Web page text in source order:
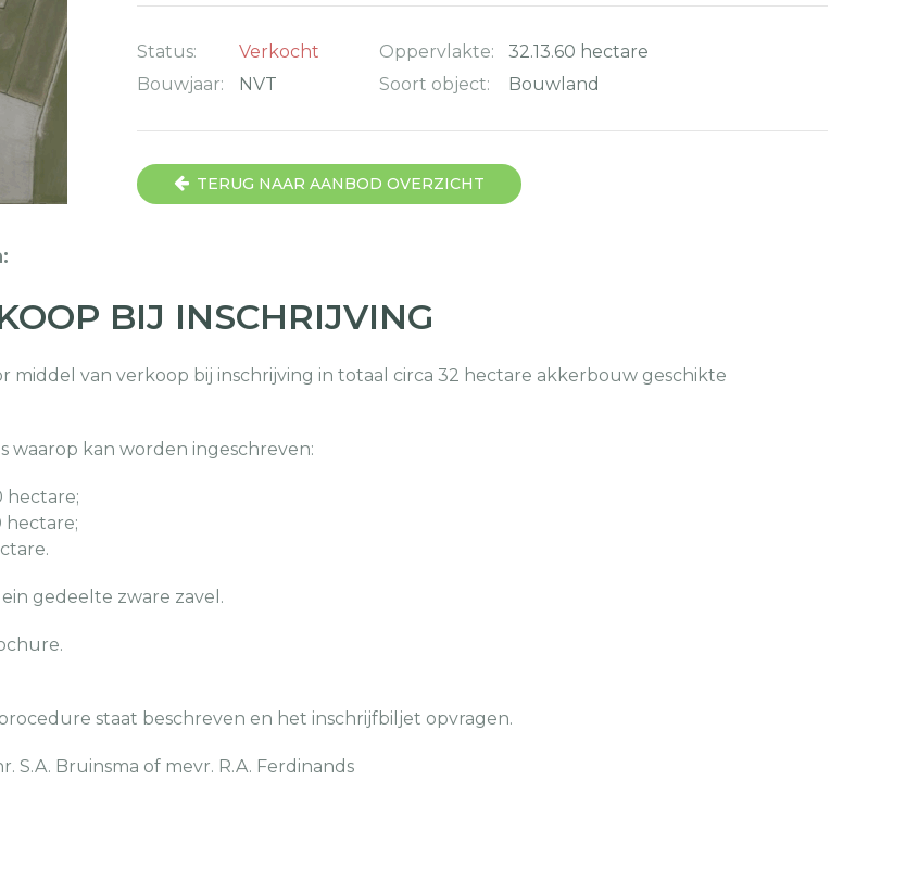
Status: Verkocht Oppervlakte:
32.13.60 hectare
Bouwjaar:
NVT Soort object: Bouwland
TERUG NAAR AANBOD OVERZICHT
BIJ INSCHRIJVING
van verkoop bij inschrijving in totaal circa 32 hectare akkerbouw geschikte
waarop kan worden ingeschreven:
hectare;
hectare;
gedeelte zware zavel.
staat beschreven en het inschrijfbiljet opvragen.
Bruinsma of mevr. R.A. Ferdinands